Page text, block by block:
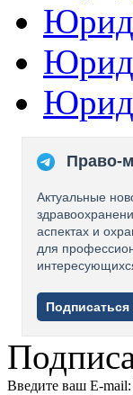
Право-
Актуальные
аспектах и
для
Подписаться
Введите ваш E-mail: